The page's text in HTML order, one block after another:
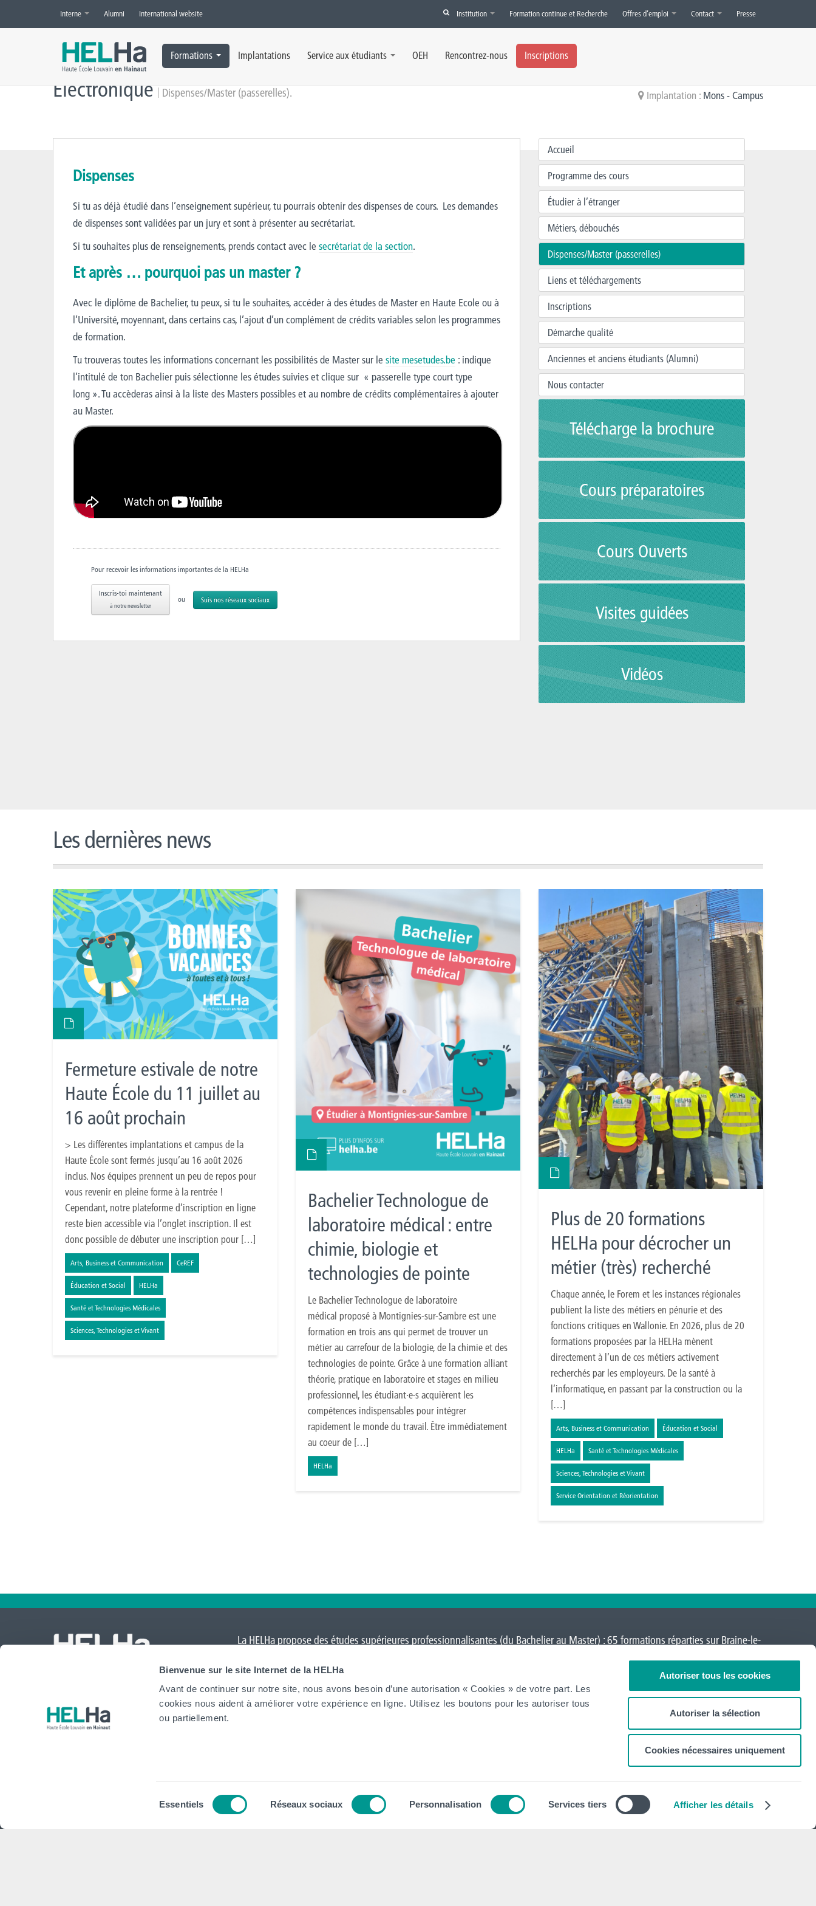
Bienvenue sur le site Internet de la HELHa
Avant de continuer sur notre site, nous avons besoin d’une autorisation « Cookies » de votre part. Les
cookies nous aident à améliorer votre expérience en ligne. Utilisez les boutons pour les autoriser tous
ou partiellement.
Essentiels Réseaux sociaux Personnalisation Services tiers Afficher les détails
Autoriser tous les cookies
Autoriser la sélection
Cookies nécessaires uniquement
Interne Alumni International website Institution Formation continue et Recherche Offres d’emploi Contact Presse
Formations Implantations Service aux étudiants OEH Rencontrez-nous Inscriptions
Accueil » Électronique Dispenses/Master (passerelles)
Électronique Dispenses/Master (passerelles). Implantation : Mons - Campus
Dispenses
Si tu as déjà étudié dans l’enseignement supérieur, tu pourrais obtenir des dispenses de cours. Les demandes
de dispenses sont validées par un jury et sont à présenter au secrétariat.
Si tu souhaites plus de renseignements, prends contact avec le secrétariat de la section.
Et après … pourquoi pas un master ?
Avec le diplôme de Bachelier, tu peux, si tu le souhaites, accéder à des études de Master en Haute Ecole ou à
l’Université, moyennant, dans certains cas, l’ajout d’un complément de crédits variables selon les programmes
de formation.
Tu trouveras toutes les informations concernant les possibilités de Master sur le site mesetudes.be : indique
l’intitulé de ton Bachelier puis sélectionne les études suivies et clique sur « passerelle type court type
long ». Tu accèderas ainsi à la liste des Masters possibles et au nombre de crédits complémentaires à ajouter
au Master.
Pour recevoir les informations importantes de la HELHa
Inscris-toi maintenant
à notre newsletter
ou Suis nos réseaux sociaux
Accueil
Programme des cours
Étudier à l’étranger
Métiers, débouchés
Dispenses/Master (passerelles)
Liens et téléchargements
Inscriptions
Démarche qualité
Anciennes et anciens étudiants (Alumni)
Nous contacter
Télécharge la brochure
Cours préparatoires
Cours Ouverts
Visites guidées
Vidéos
Les dernières news
Fermeture estivale de notre
Haute École du 11 juillet au
16 août prochain
> Les différentes implantations et campus de la
Haute École sont fermés jusqu’au 16 août 2026
inclus. Nos équipes prennent un peu de repos pour
vous revenir en pleine forme à la rentrée !
Cependant, notre plateforme d’inscription en ligne
reste bien accessible via l’onglet inscription. Il est
donc possible de débuter une inscription pour […]
Arts, Business et Communication CeREF
Éducation et Social HELHa
Santé et Technologies Médicales
Sciences, Technologies et Vivant
Bachelier Technologue de
laboratoire médical : entre
chimie, biologie et
technologies de pointe
Le Bachelier Technologue de laboratoire
médical proposé à Montignies-sur-Sambre est une
formation en trois ans qui permet de trouver un
métier au carrefour de la biologie, de la chimie et des
technologies de pointe. Grâce à une formation alliant
théorie, pratique en laboratoire et stages en milieu
professionnel, les étudiant·e·s acquièrent les
compétences indispensables pour intégrer
rapidement le monde du travail. Être immédiatement
au coeur de […]
HELHa
Plus de 20 formations
HELHa pour décrocher un
métier (très) recherché
Chaque année, le Forem et les instances régionales
publient la liste des métiers en pénurie et des
fonctions critiques en Wallonie. En 2026, plus de 20
formations proposées par la HELHa mènent
directement à l’un de ces métiers activement
recherchés par les employeurs. De la santé à
l’informatique, en passant par la construction ou la
[…]
Arts, Business et Communication Éducation et Social
HELHa Santé et Technologies Médicales
Sciences, Technologies et Vivant
Service Orientation et Réorientation
website
La HELHa propose des études supérieures professionnalisantes (du Bachelier au Master) : 65 formations réparties surBraine-le-
Mouscronet Tournai (Frinoise
Tout voir
Plan stratégique
Conseils, Collège et Organe de Gestion
Nos secrétariats
Rencontrez-nous
Newsletter
S'abonner
Mentions légales